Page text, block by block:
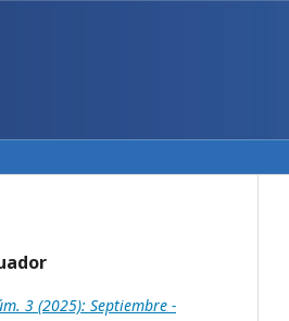
3 (2025): Septiembre -